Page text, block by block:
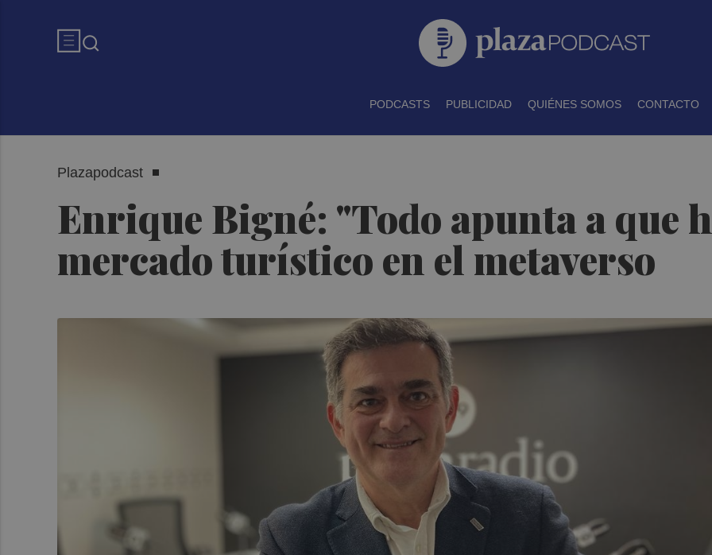
PODCASTS PUBLICIDAD QUIÉNES SOMOS CONTACTO
Plazapodcast
Enrique Bigné: "Todo apunta a que
mercado turístico en el metaverso